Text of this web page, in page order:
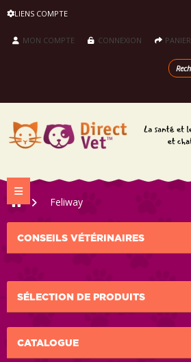
LIENS COMPTE
MON COMPTE CONNEXION PANIER
Navigation bascule
>
Feliway
CONSEILS VÉTÉRINAIRES
SÉLECTION DE PRODUITS
CATALOGUE